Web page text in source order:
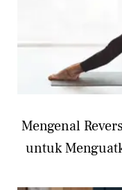
Mengenal
untuk